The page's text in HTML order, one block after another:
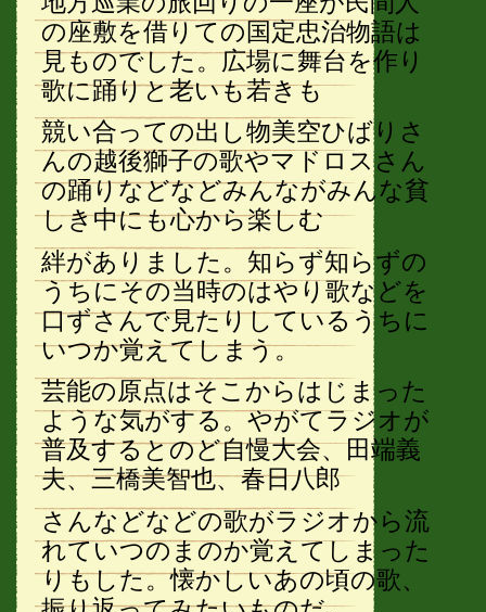
の座敷を借りての国定忠治物語は
見ものでした。広場に舞台を作り
歌に踊りと老いも若きも
競い合っての出し物美空ひばりさ
んの越後獅子の歌やマドロスさん
の踊りなどなどみんながみんな貧
しき中にも心から楽しむ
絆がありました。知らず知らずの
うちにその当時のはやり歌などを
口ずさんで見たりしているうちに
いつか覚えてしまう。
芸能の原点はそこからはじまった
ような気がする。やがてラジオが
普及するとのど自慢大会、田端義
夫、三橋美智也、春日八郎
さんなどなどの歌がラジオから流
れていつのまのか覚えてしまった
りもした。懐かしいあの頃の歌、